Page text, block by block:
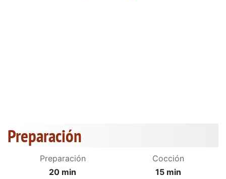
Preparación
Preparación
20 min
Cocción
15 min